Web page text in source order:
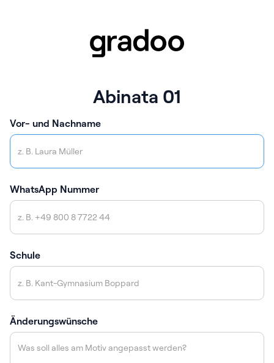
Abinata 01
Vor- und Nachname
WhatsApp Nummer
Schule
Änderungswünsche